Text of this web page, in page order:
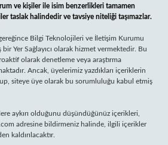
ve kişiler ile isim benzerlikleri tamamen
taslak halindedir ve tavsiye niteliği taşımazlar.
Bilgi Teknolojileri ve İletişim Kurumu
bir Yer Sağlayıcı olarak hizmet vermektedir. Bu
olarak denetleme veya araştırma
Ancak, üyelerimiz yazdıkları içeriklerin
siteye üye olarak bu sorumluluğu kabul etmiş
aykırı olduğunu düşündüğünüz içerikleri,
adresine bildirmeniz halinde, ilgili içerikler
kaldırılacaktır.